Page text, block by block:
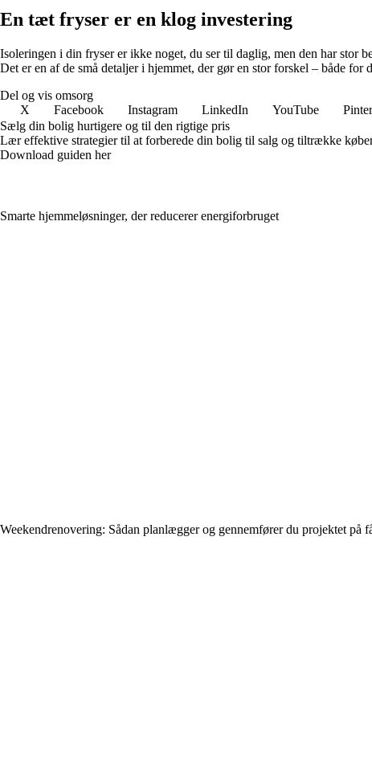
En tæt fryser er en klog investering
Isoleringen i din fryser er ikke noget, du ser til daglig, men den har stor
Det er en af de små detaljer i hjemmet, der gør en stor forskel – både for
Del og vis omsorg
X
Facebook Instagram LinkedIn YouTube
Sælg din bolig hurtigere og til den rigtige pris
Lær effektive strategier til at forberede din bolig til salg og tiltrække
Download guiden her
Smarte hjemmeløsninger, der reducerer energiforbruget
Weekendrenovering: Sådan planlægger og gennemfører du projektet på